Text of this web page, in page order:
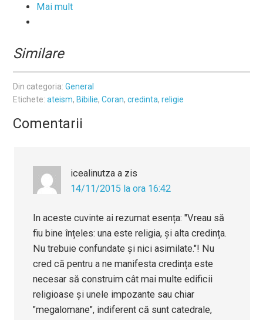
Mai mult
Similare
Din categoria:General
Etichete:ateism, Bibilie,Coran,credinta,religie
Comentarii
icealinutza a zis
14/11/2015 la ora 16:42
In aceste cuvinte ai rezumat esența: "Vreau să
fiu bine înțeles: una este religia, și alta credința.
Nu trebuie confundate și nici asimilate."! Nu
cred că pentru a ne manifesta credința este
necesar să construim cât mai multe edificii
religioase și unele impozante sau chiar
"megalomane", indiferent că sunt catedrale,